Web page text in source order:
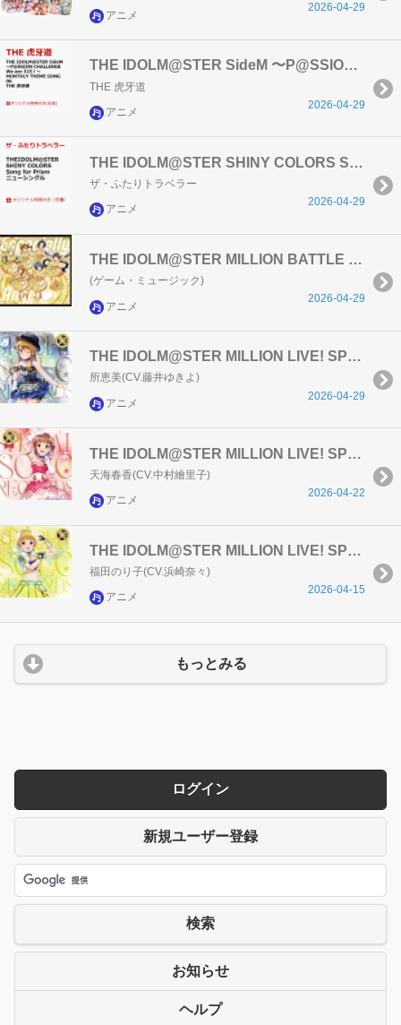
アニメ
2026-04-29
THE IDOLM@STER SideM 〜P@SSION CHALLENGE We are 315！〜 MONTHLY THEME SONG 06 THE 虎牙道
THE 虎牙道
アニメ
2026-04-29
THE IDOLM@STER SHINY COLORS Song for Prism ニューシングル
ザ・ふたりトラベラー
アニメ
2026-04-29
THE IDOLM@STER MILLION BATTLE OF THE＠TER 06 Especially Angel
(ゲーム・ミュージック)
アニメ
2026-04-29
THE IDOLM@STER MILLION LIVE! SPECIAL SOLO RECORDS 所恵美
所恵美(CV.藤井ゆきよ)
アニメ
2026-04-29
THE IDOLM@STER MILLION LIVE! SPECIAL SOLO RECORDS 天海春香
天海春香(CV.中村繪里子)
アニメ
2026-04-22
THE IDOLM@STER MILLION LIVE! SPECIAL SOLO RECORDS 福田のり子
福田のり子(CV.浜崎奈々)
アニメ
2026-04-15
もっとみる
ログイン
新規ユーザー登録
検索
お知らせ
ヘルプ